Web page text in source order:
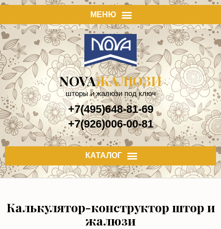
NOVAЖАЛЮЗИ
шторы и жалюзи под ключ
+7(495)648-81-69
+7(926)006-00-81
Калькулятор-конструктор штор и
жалюзи